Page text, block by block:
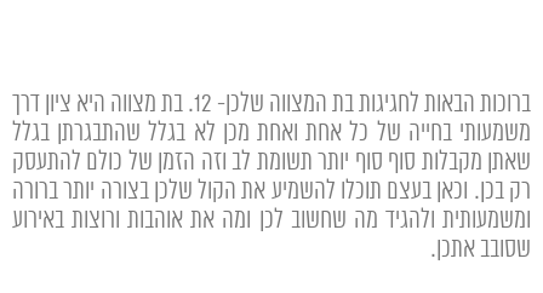
ברוכות הבאות לחגיגות בת המצווה שלכן- 12. בת מצווה היא ציון דרך
משמעותי בחייה של כל אחת ואחת מכן לא בגלל שהתבגרתן בגלל
שאתן מקבלות סוף סוף יותר תשומת לב וזה הזמן של כולם להתעסק
רק בכן. וכאן בעצם תוכלו להשמיע את הקול שלכן בצורה יותר ברורה
ומשמעותית ולהגיד מה שחשוב לכן ומה את אוהבות ורוצות באירוע
שסובב אתכן.